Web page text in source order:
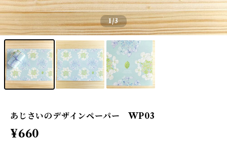
1/3
あじさいのデザインペーパー WP03
¥660